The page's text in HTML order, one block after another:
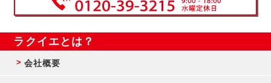
ラクイエとは？
会社概要